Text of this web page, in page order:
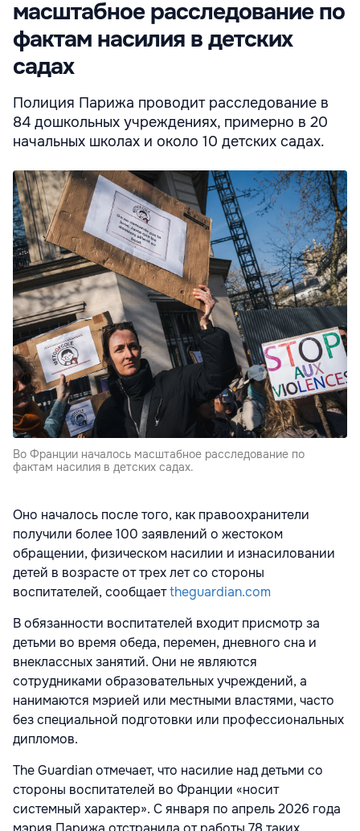
масштабное расследование по
фактам насилия в детских
садах
Полиция Парижа проводит расследование в
84 дошкольных учреждениях, примерно в 20
начальных школах и около 10 детских садах.
Во Франции началось масштабное расследование по
фактам насилия в детских садах.
Оно началось после того, как правоохранители
получили более 100 заявлений о жестоком
обращении, физическом насилии и изнасиловании
детей в возрасте от трех лет со стороны
воспитателей, сообщаетtheguardian.com
В обязанности воспитателей входит присмотр за
детьми во время обеда, перемен, дневного сна и
внеклассных занятий. Они не являются
сотрудниками образовательных учреждений, а
нанимаются мэрией или местными властями, часто
без специальной подготовки или профессиональных
дипломов.
The Guardian отмечает, что насилие над детьми со
стороны воспитателей во Франции «носит
системный характер». С января по апрель 2026 года